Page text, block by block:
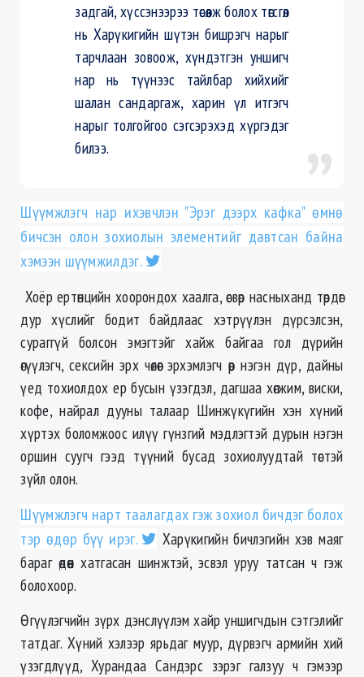
задгай, хүссэнээрээ төсөөлж болох төгсгөл
нь Харүкигийн шүтэн бишрэгч нарыг
тарчлаан зовоож, хүндэтгэн уншигч
нар нь түүнээс тайлбар хийхийг
шалан сандаргаж, харин үл итгэгч
нарыг толгойгоо сэгсэрэхэд хүргэдэг
билээ.
Шүүмжлэгч нар ихэвчлэн "Эрэг дээрх кафка" өмнө
бичсэн олон зохиолын элементийг давтсан байна
хэмээн шүүмжилдэг.
Хоёр ертөнцийн хоорондох хаалга, өсвөр насныханд төрдөг
дур хүслийг бодит байдлаас хэтрүүлэн дүрсэлсэн,
сураггүй болсон эмэгтэйг хайж байгаа гол дүрийн
өгүүлэгч, сексийн эрх чөлөөг эрхэмлэгч өөр нэгэн дүр, дайны
үед тохиолдох ер бусын үзэгдэл, дагшаа хөгжим, виски,
кофе, найрал дууны талаар Шинжүкүгийн хэн хүний
хүртэх боломжоос илүү гүнзгий мэдлэгтэй дурын нэгэн
оршин суугч гээд түүний бусад зохиолуудтай төстэй
зүйл олон.
Шүүмжлэгч нарт таалагдах гэж зохиол бичдэг болох
тэр өдөр бүү ирэг.
Харүкигийн бичлэгийн хэв маяг
бараг өдөөн хатгасан шинжтэй, эсвэл уруу татсан ч гэж
болохоор.
Өгүүлэгчийн зүрх дэнслүүлэм хайр уншигчдын сэтгэлийг
татдаг. Хүний хэлээр ярьдаг муур, дүрвэгч армийн хий
үзэгдлүүд, Хурандаа Сандэрс зэрэг галзуу ч гэмээр